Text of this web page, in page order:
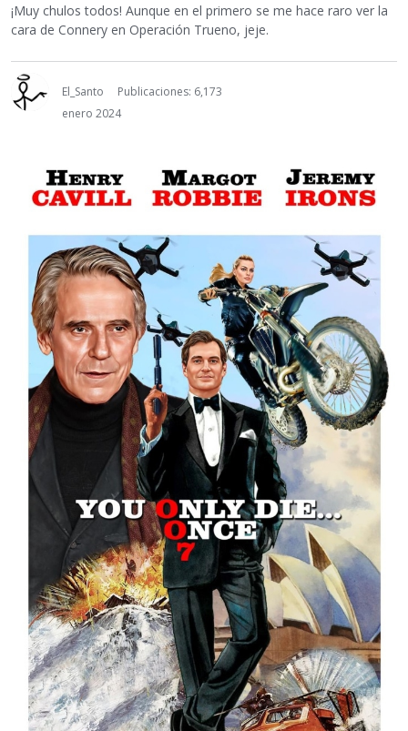
¡Muy chulos todos! Aunque en el primero se me hace raro ver la
cara de Connery en Operación Trueno, jeje.
El_Santo
Publicaciones: 6,173
enero 2024